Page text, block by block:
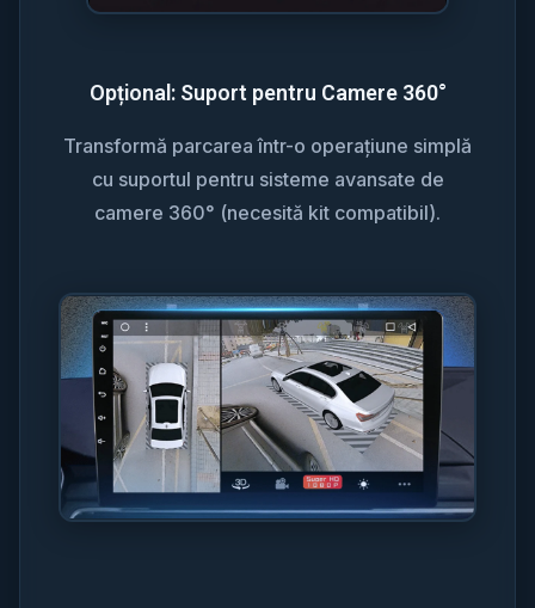
Opțional: Suport pentru Camere 360°
Transformă parcarea într-o operațiune simplă
cu suportul pentru sisteme avansate de
camere 360° (necesită kit compatibil).